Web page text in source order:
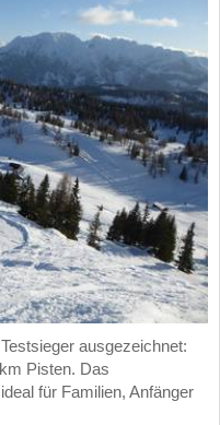
ausgezeichnet:
Pisten. Das
für Familien, Anfänger